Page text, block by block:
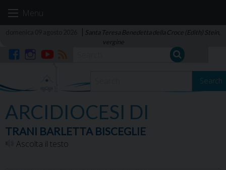
Menu
Santa Teresa Benedetta della Croce (Edith) Stein,
vergine
Search
ARCIDIOCESI DI
TRANI BARLETTA BISCEGLIE
Ascolta il testo